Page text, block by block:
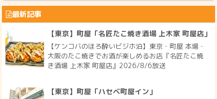
最新記事
【東京】町屋「名匠たこ焼き酒場 上木家 町屋店」
【ケンコバのほろ酔いビジホ泊】東京・町屋 本場・
大阪のたこ焼きでお酒が楽しめるお店『名匠たこ焼
き酒場 上木家 町屋店』2026/8/6放送
【東京】町屋「ハセベ町屋イン」